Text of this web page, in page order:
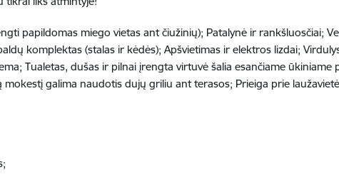
papildomas miego vietas ant čiužinių); Patalynė ir rankšluosčiai;
komplektas (stalas ir kėdės); Apšvietimas ir elektros lizdai;
Tualetas, dušas ir pilnai įrengta virtuvė šalia esančiame ūkiniame
galima naudotis dujų griliu ant terasos; Prieiga prie